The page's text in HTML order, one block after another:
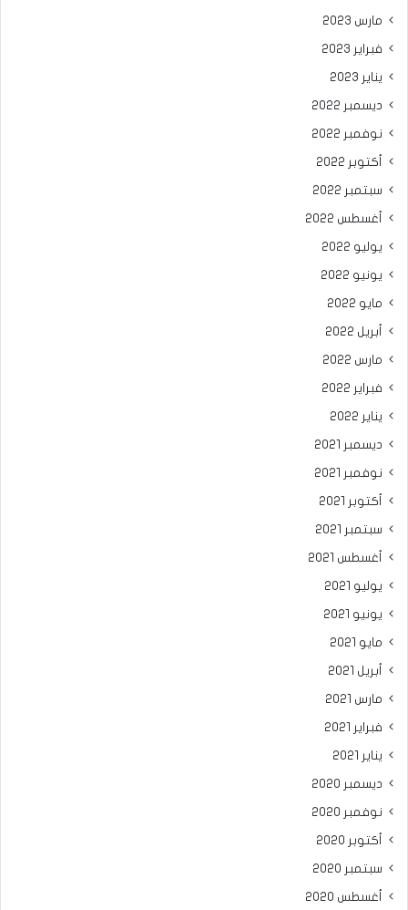
مارس 2023
فبراير 2023
يناير 2023
ديسمبر 2022
نوفمبر 2022
أكتوبر 2022
سبتمبر 2022
أغسطس 2022
يوليو 2022
يونيو 2022
مايو 2022
أبريل 2022
مارس 2022
فبراير 2022
يناير 2022
ديسمبر 2021
نوفمبر 2021
أكتوبر 2021
سبتمبر 2021
أغسطس 2021
يوليو 2021
يونيو 2021
مايو 2021
أبريل 2021
مارس 2021
فبراير 2021
يناير 2021
ديسمبر 2020
نوفمبر 2020
أكتوبر 2020
سبتمبر 2020
أغسطس 2020